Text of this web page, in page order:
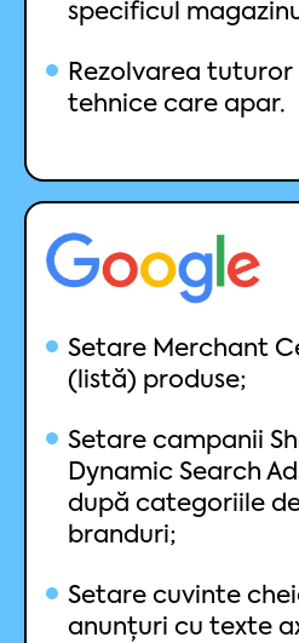
specificul
Rezolvarea
tehnice care apar.
Setare Merchant
(listă) produse;
Setare campanii
Dynamic Search
după categoriile
branduri;
Setare cuvinte
anunțuri cu texte